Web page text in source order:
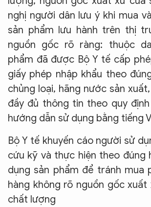
nghị người dân lưu ý khi mua
sản phẩm lưu hành trên thị
nguồn gốc rõ ràng: thuộc
phẩm đã được Bộ Y tế cấp
giấy phép nhập khẩu theo
chủng loại, hãng nước sản
đầy đủ thông tin theo quy
hướng dẫn sử dụng bằng tiếng
Bộ Y tế khuyến cáo người sử
cứu kỹ và thực hiện theo đúng
dụng sản phẩm để tránh mua
hàng không rõ nguồn gốc xuất
chất lượng